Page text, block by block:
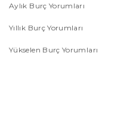
Aylık Burç Yorumları
Yıllık Burç Yorumları
Yükselen Burç Yorumları